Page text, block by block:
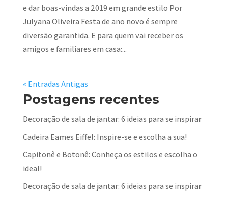
e dar boas-vindas a 2019 em grande estilo Por
Julyana Oliveira Festa de ano novo é sempre
diversão garantida. E para quem vai receber os
amigos e familiares em casa:...
« Entradas Antigas
Postagens recentes
Decoração de sala de jantar: 6 ideias para se inspirar
Cadeira Eames Eiffel: Inspire-se e escolha a sua!
Capitonê e Botonê: Conheça os estilos e escolha o
ideal!
Decoração de sala de jantar: 6 ideias para se inspirar